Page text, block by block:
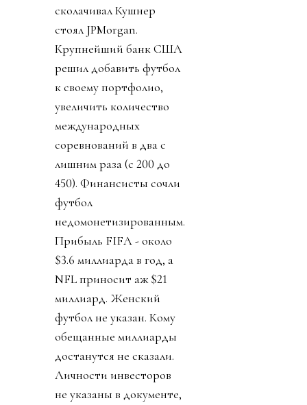
сколачивал Кушнер
стоял JPMorgan.
Крупнейший банк США
решил добавить футбол
к своему портфолио,
увеличить количество
международных
соревнований в два с
лишним раза (с 200 до
450). Финансисты сочли
футбол
недомонетизированным.
Прибыль FIFA - около
$3.6 миллиарда в год, а
NFL приносит аж $21
миллиард. Женский
футбол не указан. Кому
обещанные миллиарды
достанутся не сказали.
Личности инвесторов
не указаны в документе,